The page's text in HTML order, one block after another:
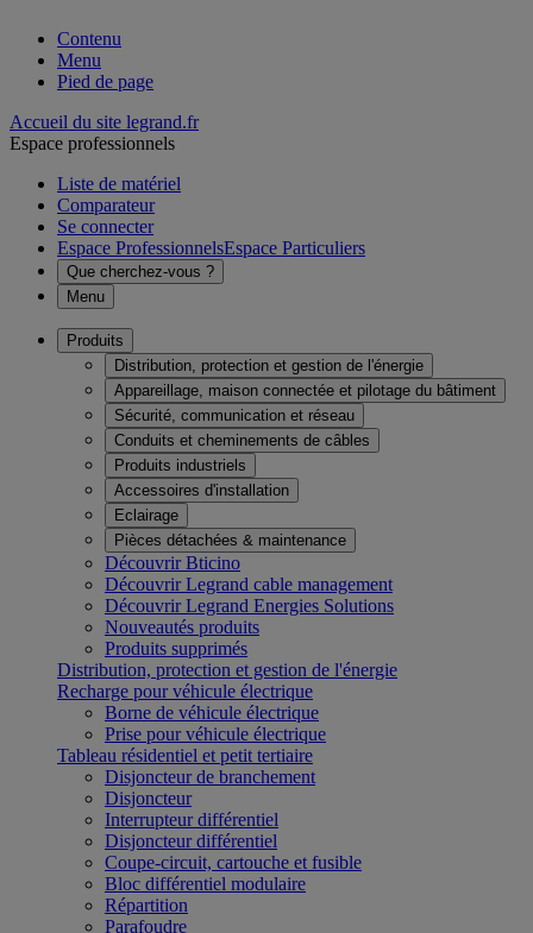
Contenu
Menu
Pied de page
Accueil du site legrand.fr
Espace professionnels
Liste de matériel
Comparateur
Se connecter
Espace ProfessionnelsEspace Particuliers
Que cherchez-vous ?
Menu
Produits
Distribution, protection et gestion de l'énergie
Appareillage, maison connectée et pilotage du bâtiment
Sécurité, communication et réseau
Conduits et cheminements de câbles
Produits industriels
Accessoires d'installation
Eclairage
Pièces détachées & maintenance
Découvrir Bticino
Découvrir Legrand cable management
Découvrir Legrand Energies Solutions
Nouveautés produits
Produits supprimés
Distribution, protection et gestion de l'énergie
Recharge pour véhicule électrique
Borne de véhicule électrique
Prise pour véhicule électrique
Tableau résidentiel et petit tertiaire
Disjoncteur de branchement
Disjoncteur
Interrupteur différentiel
Disjoncteur différentiel
Coupe-circuit, cartouche et fusible
Bloc différentiel modulaire
Répartition
Parafoudre